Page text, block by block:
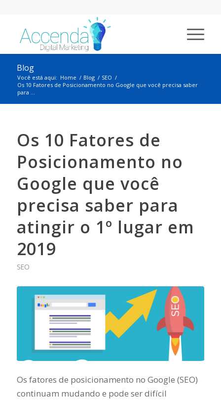
Blog
Você está aqui: Home / Blog / SEO /
Os 10 Fatores de Posicionamento no Google que você precisa saber
para ...
Os 10 Fatores de
Posicionamento no
Google que você
precisa saber para
atingir o 1º lugar em
2019
SEO
Os fatores de posicionamento no Google (SEO)
continuam mudando e pode ser difícil